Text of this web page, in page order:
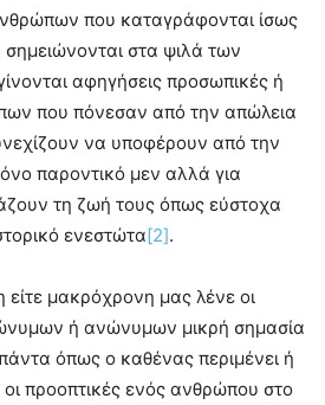
που καταγράφονται ίσως
σημειώνονται στα ψιλά των
αφηγήσεις προσωπικές ή
που πόνεσαν από την απώλεια
να υποφέρουν από την
παροντικό μεν αλλά για
τη ζωή τους όπως εύστοχα
ενεστώτα[2].
είτε μακρόχρονη μας λένε οι
ή ανώνυμων μικρή σημασία
όπως ο καθένας περιμένει ή
προοπτικές ενός ανθρώπου στο